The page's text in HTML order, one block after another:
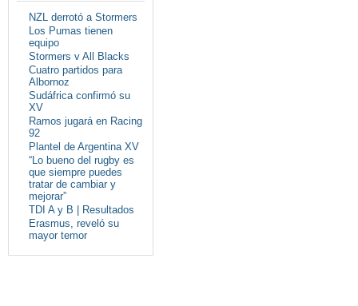
NZL derrotó a Stormers
Los Pumas tienen
equipo
Stormers v All Blacks
Cuatro partidos para
Albornoz
Sudáfrica confirmó su
XV
Ramos jugará en Racing
92
Plantel de Argentina XV
“Lo bueno del rugby es
que siempre puedes
tratar de cambiar y
mejorar”
TDI A y B | Resultados
Erasmus, reveló su
mayor temor